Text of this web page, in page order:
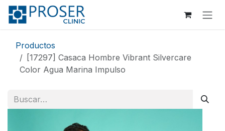
Ir al contenido
Productos
[17297] Casaca Hombre Vibrant Silvercare
Color Agua Marina Impulso